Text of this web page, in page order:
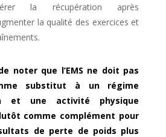
la récupération après
la qualité des exercices et
noter que l’EMS ne doit pas
substitut à un régime
et une activité physique
comme complément pour
de perte de poids plus